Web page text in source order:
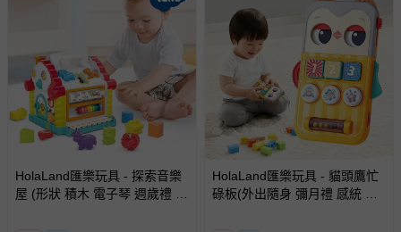
如需退換貨，請於收到商品7天（含例假日內提出），如為
瑕疵退換貨所產生的運費，將由媽咪愛負責處理，若非瑕疵
退貨，您可至『查詢訂單』>『已出貨』中查詢該筆訂單，
並點選『我要退貨』即可進行申請。若有相關退貨問題，請
至媽咪愛LINE@客服ID: @mamilove我們將依序為您處理
與服務，謝謝。
針對滿件折/滿額贈…等活動，如因部份退貨，而該訂單保
留商品未達活動門檻，將以原價計算，活動贈品亦需一併退
回。
HolaLand匯樂玩具 - 探索音樂
屋 (形狀 積木 電子琴 週歲禮 感
HolaLand匯樂玩具 - 貓頭鷹忙
碌板(外出隨身 彌月禮 感統 探